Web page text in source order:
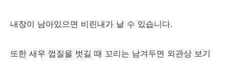
내장이 남아있으면 비린내가 날 수 있습니다.
또한 새우 껍질을 벗길 때 꼬리는 남겨두면 외관상 보기